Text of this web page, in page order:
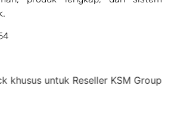
Reseller KSM Group,diskon 35%